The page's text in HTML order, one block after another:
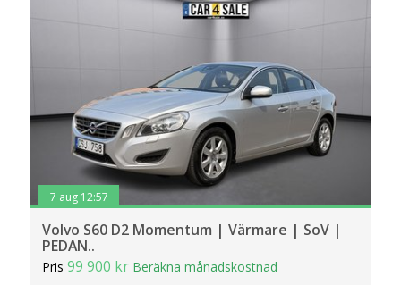
7 aug 12:57
Volvo S60 D2 Momentum | Värmare | SoV |
PEDAN..
Pris99 900 kr Beräkna månadskostnad